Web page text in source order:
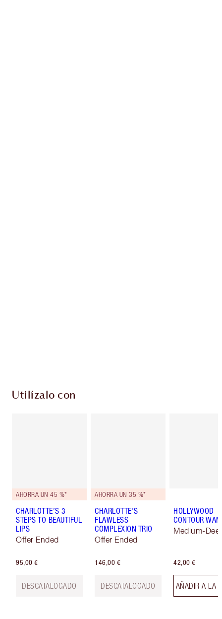
Utilízalo con
AHORRA UN 45 %*
CHARLOTTE’S 3
STEPS TO BEAUTIFUL
LIPS
Offer Ended
95,00 €
DESCATALOGADO
AHORRA UN 35 %*
CHARLOTTE’S
FLAWLESS
COMPLEXION TRIO
Offer Ended
146,00 €
DESCATALOGADO
HOLLYWOOD
CONTOUR
Medium-
42,00 €
AÑADIR A LA